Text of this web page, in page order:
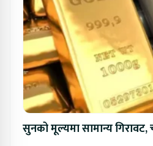
सुनको मूल्यमा सामान्य गिरावट,